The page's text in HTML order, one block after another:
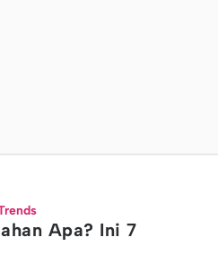
Apa? Ini 7